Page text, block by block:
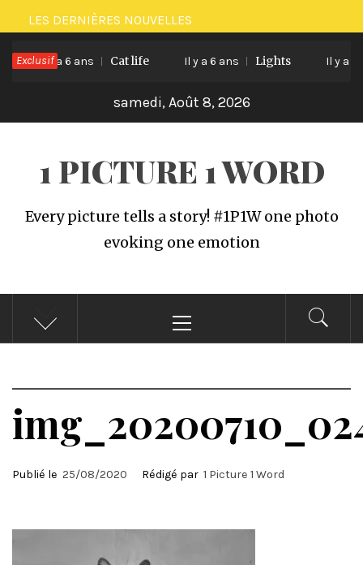
Passer
au
contenu
LES DERNIÈRES NOUVELLES
Exclusif
Il y a 6 ans Cat life Il y a 6 ans Lights Il y a 6
samedi, Août 8, 2026
1 PICTURE 1 WORD
Every picture tells a story! #1P1W one photo
evoking one emotion
principal
Publié le 25/08/2020 Rédigé par 1 Picture 1 Word